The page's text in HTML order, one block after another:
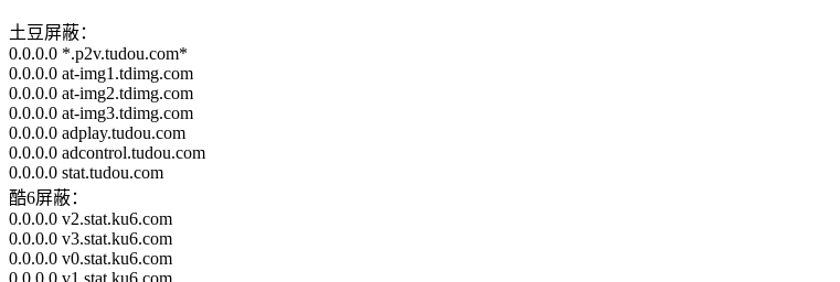
土豆屏蔽：
0.0.0.0 *.p2v.tudou.com*
0.0.0.0 at-img1.tdimg.com
0.0.0.0 at-img2.tdimg.com
0.0.0.0 at-img3.tdimg.com
0.0.0.0 adplay.tudou.com
0.0.0.0 adcontrol.tudou.com
0.0.0.0 stat.tudou.com
酷6屏蔽：
0.0.0.0 v2.stat.ku6.com
0.0.0.0 v3.stat.ku6.com
0.0.0.0 v0.stat.ku6.com
0.0.0.0 v1.stat.ku6.com